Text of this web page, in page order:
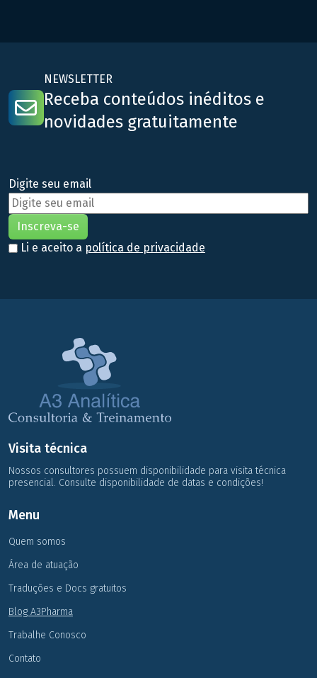
NEWSLETTER
Receba conteúdos inéditos e
novidades gratuitamente
Digite seu email
Li e aceito a política de privacidade
Visita técnica
Nossos consultores possuem disponibilidade para visita técnica
presencial. Consulte disponibilidade de datas e condições!
Menu
Quem somos
Área de atuação
Traduções e Docs gratuitos
Blog A3Pharma
Trabalhe Conosco
Contato